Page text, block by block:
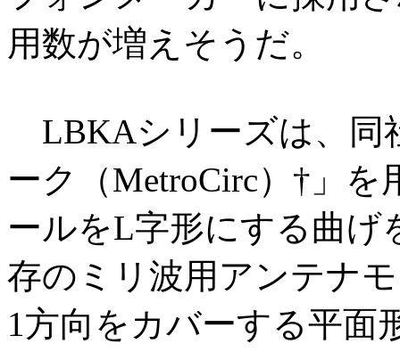
用数が増えそうだ。
LBKAシリーズは、同
ーク（MetroCirc）†」
ールをL字形にする曲げ
存のミリ波用アンテナ
1方向をカバーする平面